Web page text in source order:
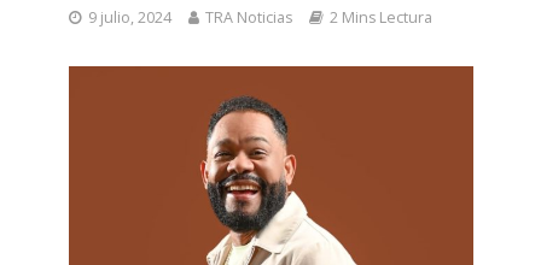
9 julio, 2024 TRA Noticias 2 Mins Lectura